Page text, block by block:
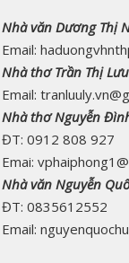
Nhà văn Dương Thị
Email:
Nhà thơ Trần Thị
Email:
Nhà thơ Nguyễn
ĐT: 0912 808 927
Emai:
Nhà văn Nguyễn
ĐT: 0835612552
Email: